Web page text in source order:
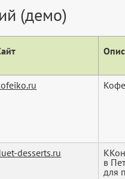
(демо)
desserts.ru
в
для